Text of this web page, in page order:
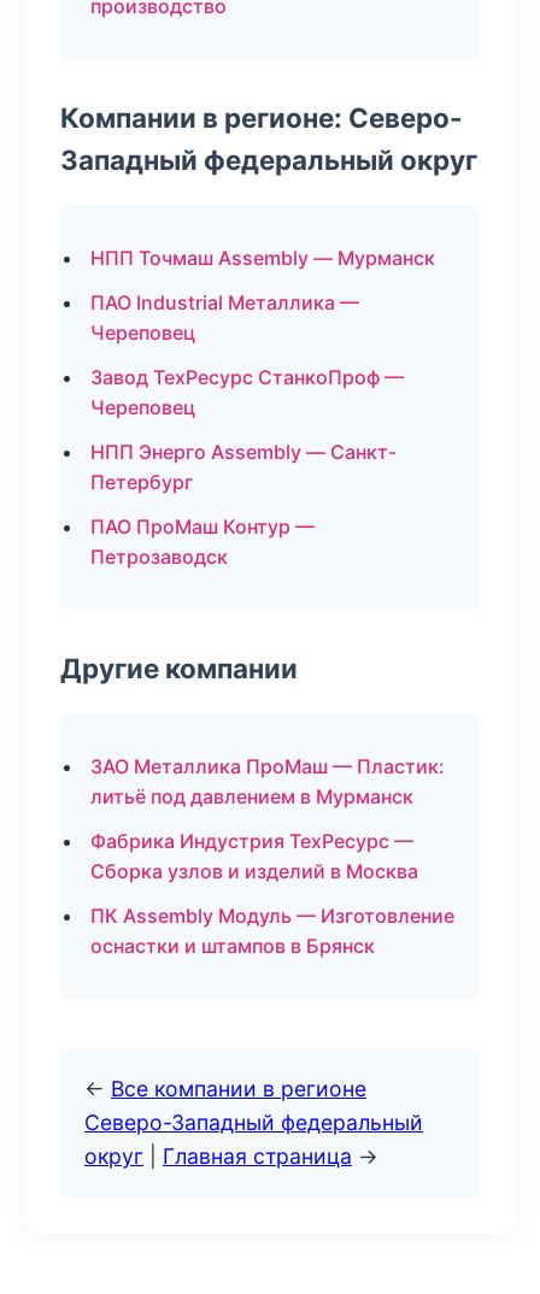
производство
Компании в регионе: Северо-
Западный федеральный округ
НПП Точмаш Assembly — Мурманск
ПАО Industrial Металлика —
Череповец
Завод ТехРесурс СтанкоПроф —
Череповец
НПП Энерго Assembly — Санкт-
Петербург
ПАО ПроМаш Контур —
Петрозаводск
Другие компании
ЗАО Металлика ПроМаш — Пластик:
литьё под давлением в Мурманск
Фабрика Индустрия ТехРесурс —
Сборка узлов и изделий в Москва
ПК Assembly Модуль — Изготовление
оснастки и штампов в Брянск
← Все компании в регионе
Северо-Западный федеральный
округ
Главная страница →